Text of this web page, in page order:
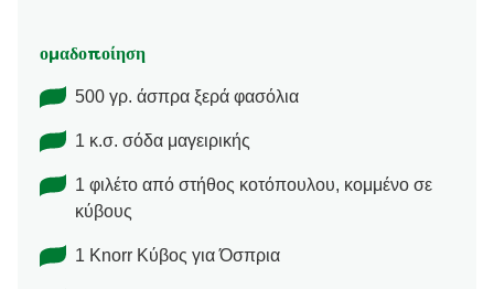
ομαδοποίηση
500 γρ. άσπρα ξερά φασόλια
1 κ.σ. σόδα μαγειρικής
1 φιλέτο από στήθος κοτόπουλου, κομμένο σε
κύβους
1 Κnorr Κύβος για Όσπρια